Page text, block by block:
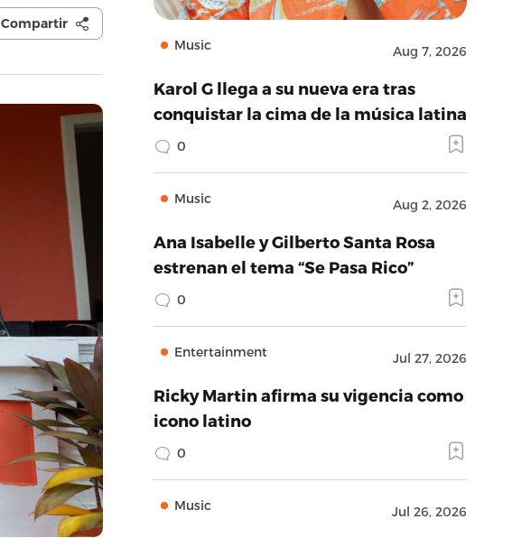
Compartir
Music Aug 7, 2026
Karol G llega a su nueva era tras
conquistar la cima de la música latina
0
Music Aug 2, 2026
Ana Isabelle y Gilberto Santa Rosa
estrenan el tema “Se Pasa Rico”
0
Entertainment Jul 27, 2026
Ricky Martin afirma su vigencia como
icono latino
0
Music Jul 26, 2026